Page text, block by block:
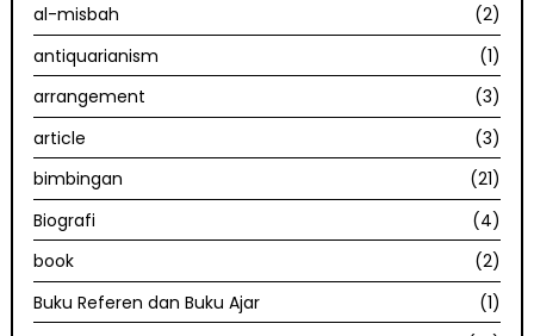
al-misbah
(2)
antiquarianism
(1)
arrangement
(3)
article
(3)
bimbingan
(21)
Biografi
(4)
book
(2)
Buku Referen dan Buku Ajar
(1)